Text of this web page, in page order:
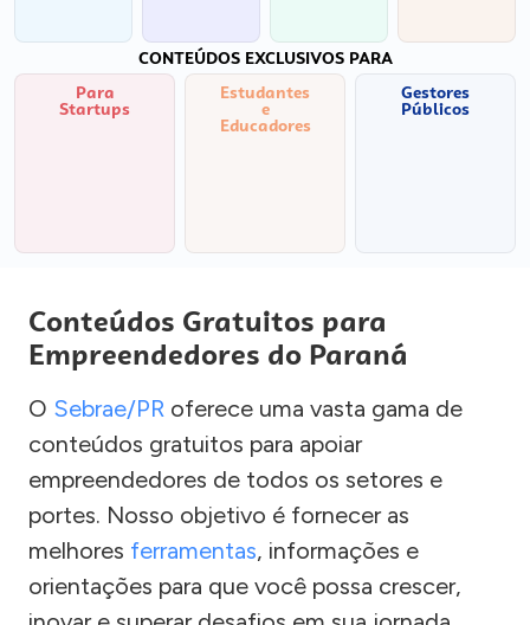
CONTEÚDOS EXCLUSIVOS PARA
Para
Startups
Estudantes
e
Educadores
Gestores
Públicos
Conteúdos Gratuitos para
Empreendedores do Paraná
O Sebrae/PR oferece uma vasta gama de
conteúdos gratuitos para apoiar
empreendedores de todos os setores e
portes. Nosso objetivo é fornecer as
melhores ferramentas, informações e
orientações para que você possa crescer,